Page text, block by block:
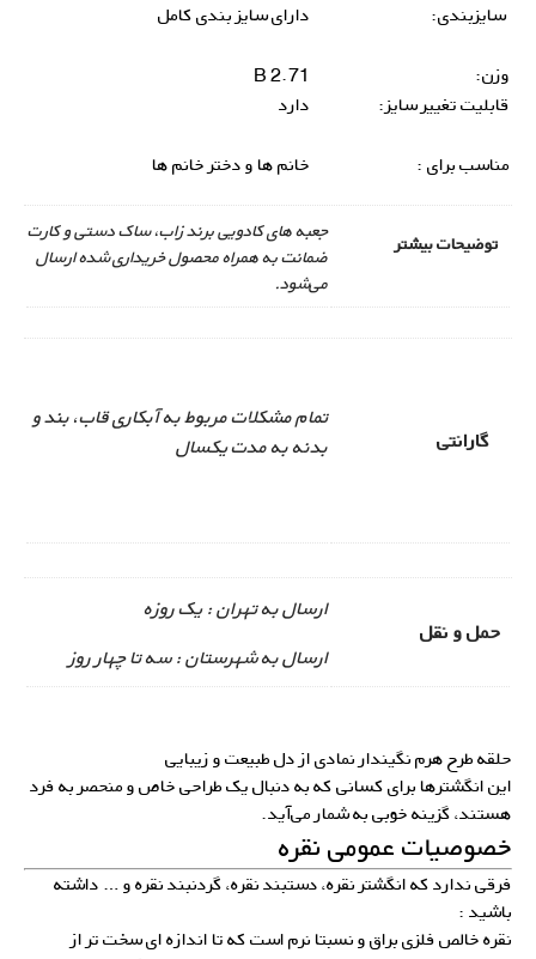
سایزبندی:
دارای سایز بندی کامل
وزن:
2.71 B
قابلیت تغییر سایز:
دارد
مناسب برای : خانم ها و دختر خانم ها
توضیحات بیشتر
جعبه های کادویی برند زاب، ساک دستی و کارت
ضمانت به همراه محصول خریداری شده ارسال
می‌شود.
گارانتی
تمام مشکلات مربوط به آبکاری قاب، بند و
بدنه به مدت یکسال
حمل و نقل
ارسال به تهران : یک روزه
ارسال به شهرستان : سه تا چهار روز
حلقه طرح هرم نگیندار نمادی از دل طبیعت و زیبایی
این انگشترها برای کسانی که به دنبال یک طراحی خاص و منحصر به فرد
هستند، گزینه خوبی به شمار می‌آید.
خصوصیات عمومی نقره
فرقی ندارد که انگشتر نقره، دستبند نقره، گردنبند نقره و … داشته
باشید :
نقره خالص فلزی براق و نسبتا نرم است که تا اندازه ای سخت تر از